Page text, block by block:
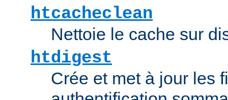
htcacheclean
Nettoie le cache sur
htdigest
Crée et met à jour les